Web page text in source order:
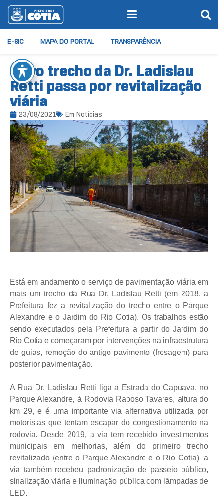
E-SIC MAPA DO PORTAL TRANSPARÊNCIA
Novo trecho da Dr. Ladislau
Retti passa por revitalização
viária
23/08/2021 Em Notícias
Está em andamento o serviço de pavimentação viária em
mais um trecho da Rua Dr. Ladislau Retti (em 2018, a
Prefeitura fez a revitalização do trecho entre o Parque
Alexandre e o Jardim do Rio Cotia). Os trabalhos estão
sendo executados pela Prefeitura a partir do Jardim do
Rio Cotia e começaram por intervenções na infraestrutura
de guias, remoção do antigo pavimento (fresagem) para
posterior pavimentação.
A Rua Dr. Ladislau Retti liga a Estrada do Capuava, no
Parque Alexandre, à Rodovia Raposo Tavares, altura do
km 29, e é uma importante via alternativa utilizada por
motoristas que tentam escapar do congestionamento na
rodovia. Desde 2019, a via tem recebido investimentos
municipais em melhorias, além do primeiro trecho
revitalizado (entre o Parque Alexandre e o Rio Cotia), a
via também recebeu padronização de passeio público,
sinalização viária e iluminação pública com lâmpadas de
LED.